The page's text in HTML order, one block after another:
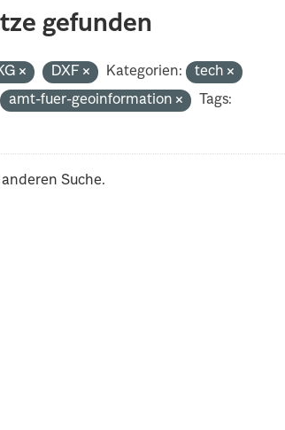
gefunden
DXF Kategorien:
tech
amt-fuer-geoinformation
Tags:
Suche.